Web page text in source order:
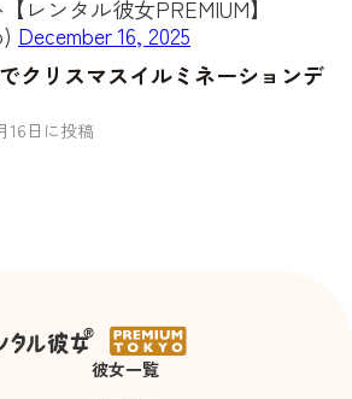
レンタル彼女PREMIUM】
December 16, 2025
クリスマスイルミネーションデ
16 日に投稿
彼女一覧